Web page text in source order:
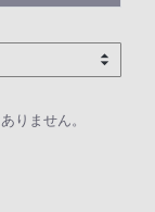
りません。